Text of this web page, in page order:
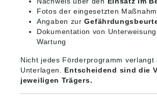
Fotos der eingesetzten
Angaben zur
Dokumentation von
Wartung
Nicht jedes Förderprogramm verlangt
Unterlagen. Entscheidend sind die
jeweiligen Trägers.